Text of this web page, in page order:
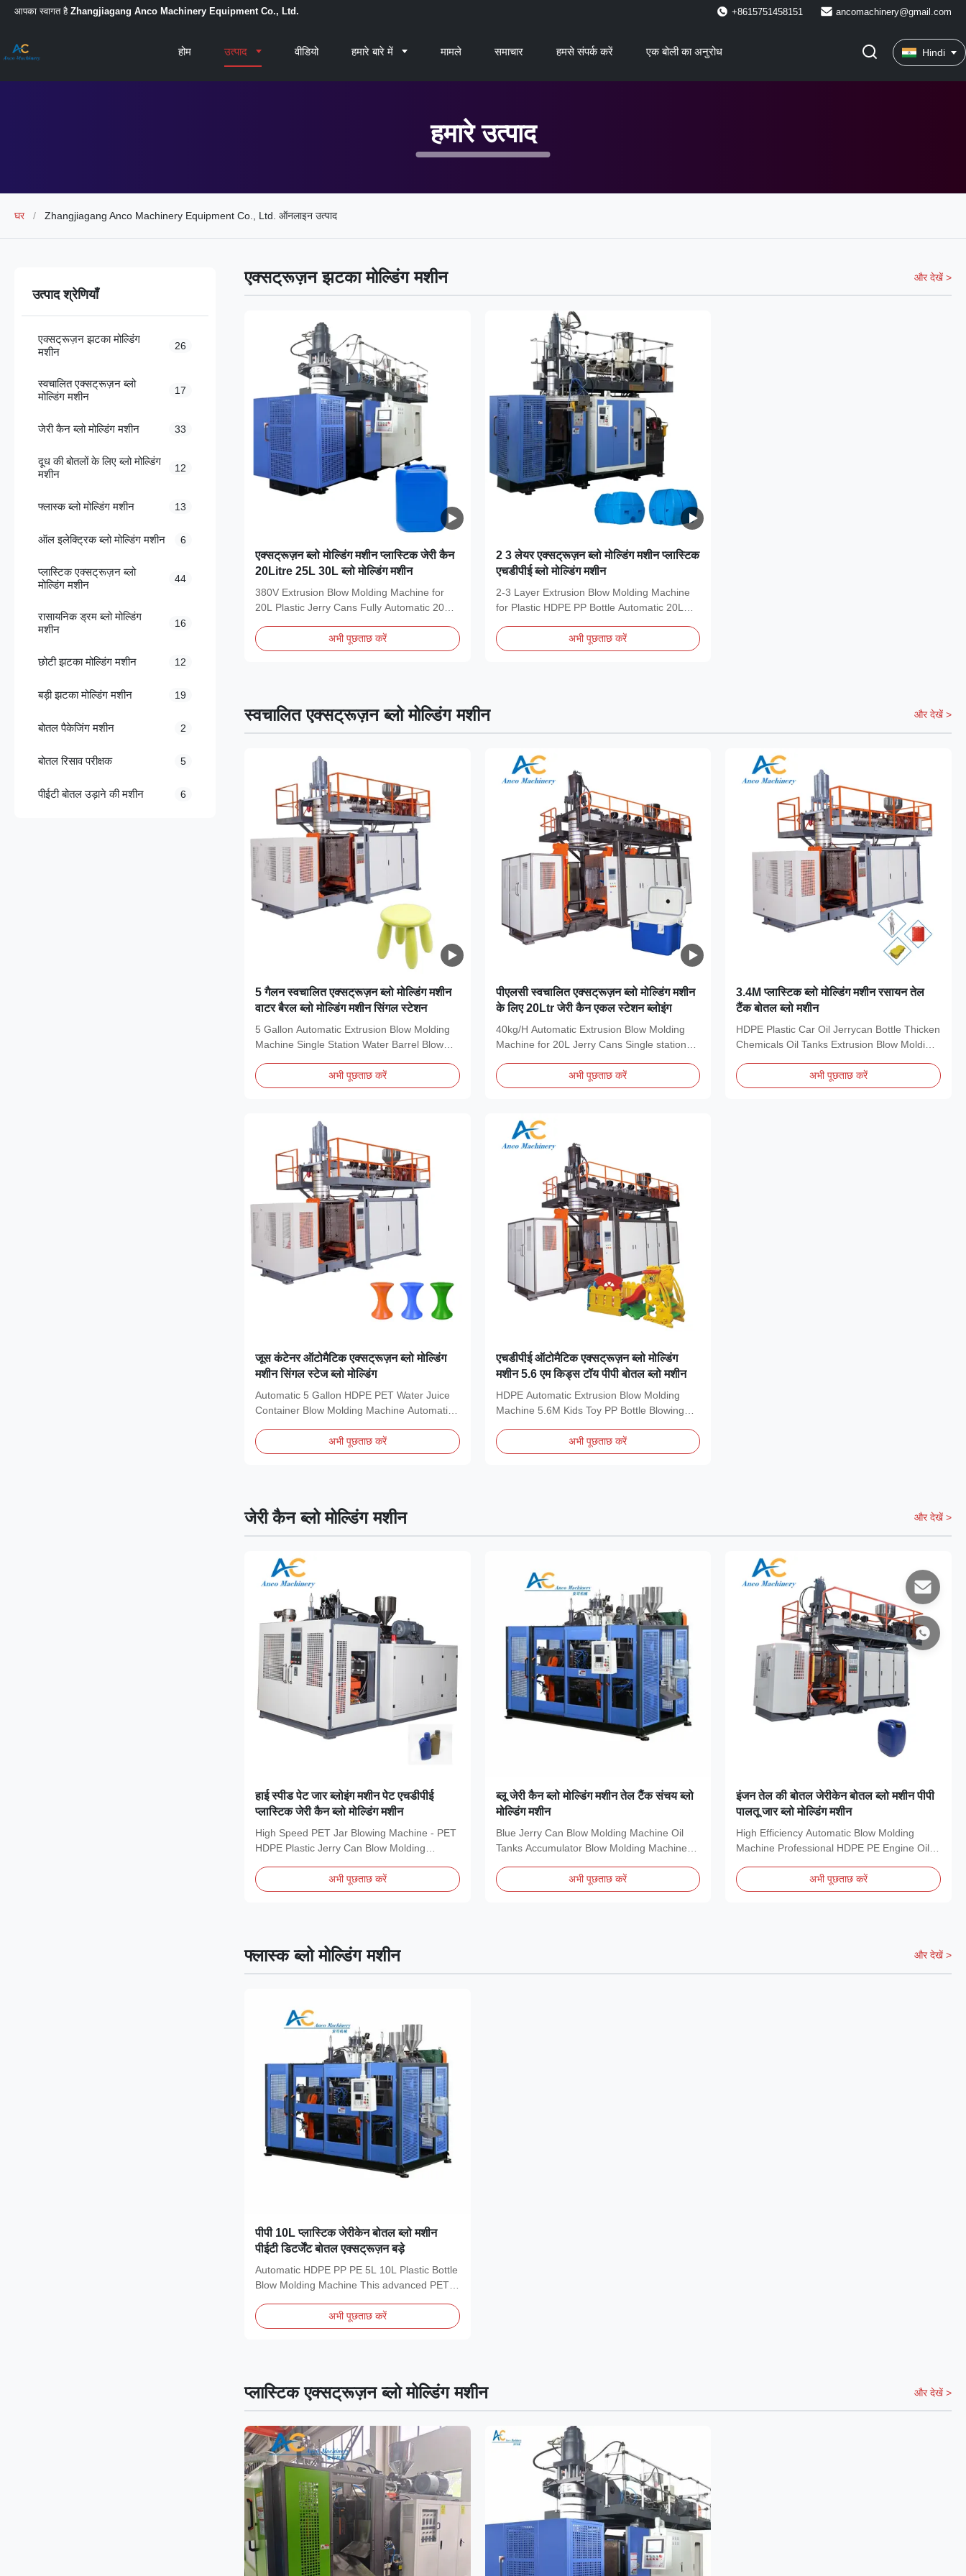
आपका स्वागत है Zhangjiagang Anco Machinery Equipment Co., Ltd. +8615751458151 ancomachinery@gmail.com
होम उत्पाद वीडियो हमारे बारे में मामले समाचार हमसे संपर्क करें एक बोली का अनुरोध Hindi
हमारे उत्पाद
घर / Zhangjiagang Anco Machinery Equipment Co., Ltd. ऑनलाइन उत्पाद
उत्पाद श्रेणियाँ
एक्सट्रूज़न झटका मोल्डिंग
मशीन
26
स्वचालित एक्सट्रूज़न ब्लो
मोल्डिंग मशीन
17
जेरी कैन ब्लो मोल्डिंग मशीन 33
दूध की बोतलों के लिए ब्लो मोल्डिंग
मशीन
12
फ्लास्क ब्लो मोल्डिंग मशीन 13
ऑल इलेक्ट्रिक ब्लो मोल्डिंग मशीन 6
प्लास्टिक एक्सट्रूज़न ब्लो
मोल्डिंग मशीन
44
रासायनिक ड्रम ब्लो मोल्डिंग
मशीन
16
छोटी झटका मोल्डिंग मशीन 12
बड़ी झटका मोल्डिंग मशीन 19
बोतल पैकेजिंग मशीन 2
बोतल रिसाव परीक्षक 5
पीईटी बोतल उड़ाने की मशीन 6
एक्सट्रूज़न झटका मोल्डिंग मशीन और देखें >
एक्सट्रूज़न ब्लो मोल्डिंग मशीन प्लास्टिक जेरी कैन
20Litre 25L 30L ब्लो मोल्डिंग मशीन
380V Extrusion Blow Molding Machine for
20L Plastic Jerry Cans Fully Automatic 20
अभी पूछताछ करें
2 3 लेयर एक्सट्रूज़न ब्लो मोल्डिंग मशीन प्लास्टिक
एचडीपीई ब्लो मोल्डिंग मशीन
2-3 Layer Extrusion Blow Molding Machine
for Plastic HDPE PP Bottle Automatic 20L
अभी पूछताछ करें
स्वचालित एक्सट्रूज़न ब्लो मोल्डिंग मशीन और देखें >
5 गैलन स्वचालित एक्सट्रूज़न ब्लो मोल्डिंग मशीन
वाटर बैरल ब्लो मोल्डिंग मशीन सिंगल स्टेशन
5 Gallon Automatic Extrusion Blow Molding
Machine Single Station Water Barrel Blow
अभी पूछताछ करें
पीएलसी स्वचालित एक्सट्रूज़न ब्लो मोल्डिंग मशीन
के लिए 20Ltr जेरी कैन एकल स्टेशन ब्लोइंग
40kg/H Automatic Extrusion Blow Molding
Machine for 20L Jerry Cans Single station
अभी पूछताछ करें
3.4M प्लास्टिक ब्लो मोल्डिंग मशीन रसायन तेल
टैंक बोतल ब्लो मशीन
HDPE Plastic Car Oil Jerrycan Bottle Thicken
Chemicals Oil Tanks Extrusion Blow Molding
अभी पूछताछ करें
जूस कंटेनर ऑटोमैटिक एक्सट्रूज़न ब्लो मोल्डिंग
मशीन सिंगल स्टेज ब्लो मोल्डिंग
Automatic 5 Gallon HDPE PET Water Juice
Container Blow Molding Machine Automatic
अभी पूछताछ करें
एचडीपीई ऑटोमैटिक एक्सट्रूज़न ब्लो मोल्डिंग
मशीन 5.6 एम किड्स टॉय पीपी बोतल ब्लो मशीन
HDPE Automatic Extrusion Blow Molding
Machine 5.6M Kids Toy PP Bottle Blowing
अभी पूछताछ करें
जेरी कैन ब्लो मोल्डिंग मशीन और देखें >
हाई स्पीड पेट जार ब्लोइंग मशीन पेट एचडीपीई
प्लास्टिक जेरी कैन ब्लो मोल्डिंग मशीन
High Speed PET Jar Blowing Machine - PET
HDPE Plastic Jerry Can Blow Molding
अभी पूछताछ करें
ब्लू जेरी कैन ब्लो मोल्डिंग मशीन तेल टैंक संचय ब्लो
मोल्डिंग मशीन
Blue Jerry Can Blow Molding Machine Oil
Tanks Accumulator Blow Molding Machine
अभी पूछताछ करें
इंजन तेल की बोतल जेरीकेन बोतल ब्लो मशीन पीपी
पालतू जार ब्लो मोल्डिंग मशीन
High Efficiency Automatic Blow Molding
Machine Professional HDPE PE Engine Oil
अभी पूछताछ करें
फ्लास्क ब्लो मोल्डिंग मशीन और देखें >
पीपी 10L प्लास्टिक जेरीकेन बोतल ब्लो मशीन
पीईटी डिटर्जेंट बोतल एक्सट्रूज़न बड़े
Automatic HDPE PP PE 5L 10L Plastic Bottle
Blow Molding Machine This advanced PET
अभी पूछताछ करें
प्लास्टिक एक्सट्रूज़न ब्लो मोल्डिंग मशीन और देखें >